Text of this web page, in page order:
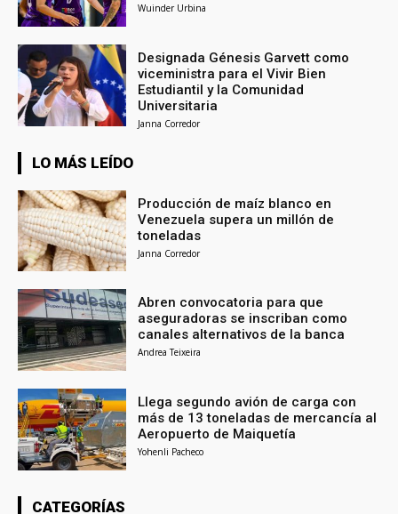
Wuinder Urbina
Designada Génesis Garvett como
viceministra para el Vivir Bien
Estudiantil y la Comunidad
Universitaria
Janna Corredor
LO MÁS LEÍDO
Producción de maíz blanco en
Venezuela supera un millón de
toneladas
Janna Corredor
Abren convocatoria para que
aseguradoras se inscriban como
canales alternativos de la banca
Andrea Teixeira
Llega segundo avión de carga con
más de 13 toneladas de mercancía al
Aeropuerto de Maiquetía
Yohenli Pacheco
CATEGORÍAS